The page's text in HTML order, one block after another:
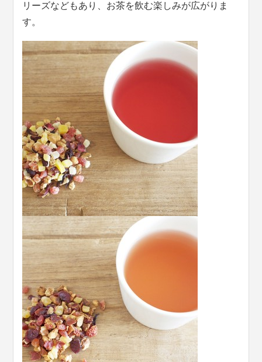
リーズなどもあり、お茶を飲む楽しみが広がりま
す。